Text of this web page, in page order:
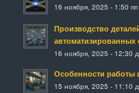
16 ноября, 2025 - 1:50 пп
Производство
автоматизированных
16 ноября, 2025 - 12:30
Особенности работы
15 ноября, 2025 - 11:10